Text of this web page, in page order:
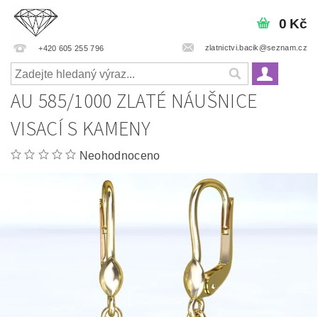
+420 605 255 796 zlatnictvi.bacik@seznam.cz
0 Kč
AU 585/1000 ZLATÉ NÁUŠNICE
VISACÍ S KAMENY
Neohodnoceno